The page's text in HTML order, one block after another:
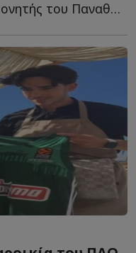
Ξέγνοιαστος ο πρώην προπονητής του Παναθηναϊκού σ...